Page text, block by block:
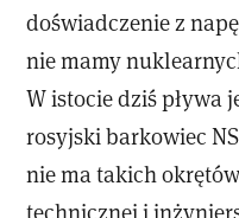
doświadczenie z
nie mamy
W istocie dziś pływa
rosyjski barkowiec
nie ma takich
technicznej i